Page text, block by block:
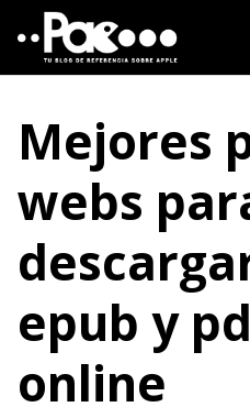
Saltar
contenido
Mejores
webs
epub y
online